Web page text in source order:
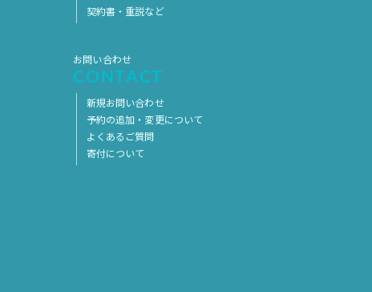
契約書・重説など
お問い合わせ
CONTACT
新規お問い合わせ
予約の追加・変更について
よくあるご質問
寄付について